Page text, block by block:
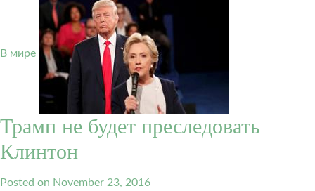
В мире
Трамп не будет преследовать
Клинтон
Posted on November 23, 2016